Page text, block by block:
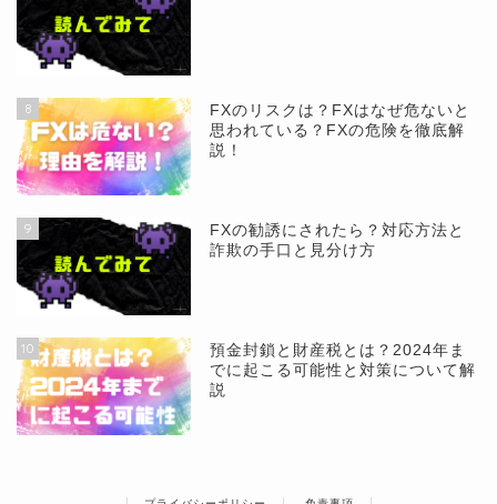
8
FXのリスクは？FXはなぜ危ないと
思われている？FXの危険を徹底解
説！
9
FXの勧誘にされたら？対応方法と
詐欺の手口と見分け方
10
預金封鎖と財産税とは？2024年ま
でに起こる可能性と対策について解
説